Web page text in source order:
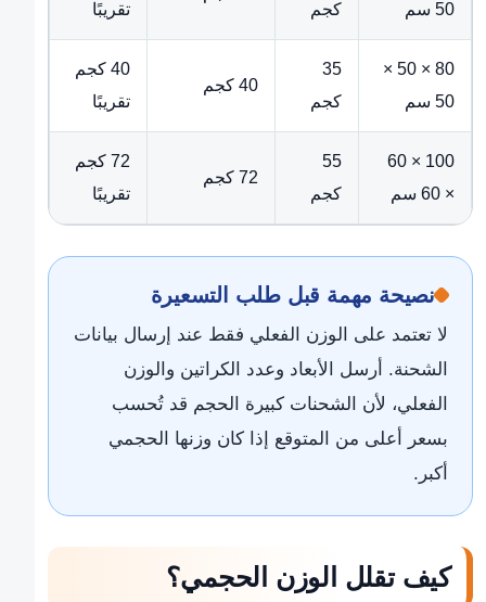
50 سم كجم
تقريبًا
80 × 50 ×
50 سم
35
كجم
40 كجم
40 كجم
تقريبًا
100 × 60
× 60 سم
55
كجم
72 كجم
72 كجم
تقريبًا
نصيحة مهمة قبل طلب التسعيرة
لا تعتمد على الوزن الفعلي فقط عند إرسال بيانات
الشحنة. أرسل الأبعاد وعدد الكراتين والوزن
الفعلي، لأن الشحنات كبيرة الحجم قد تُحسب
بسعر أعلى من المتوقع إذا كان وزنها الحجمي
أكبر.
كيف تقلل الوزن الحجمي؟